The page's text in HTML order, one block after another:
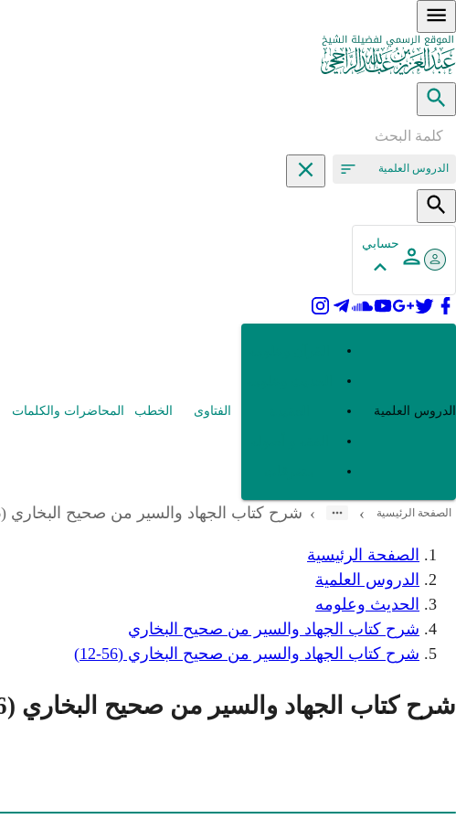
الدروس العلمية
حسابي
الدروس العلمية الفتاوى الخطب المحاضرات والكلمات
الصفحة الرئيسية ›
› شرح كتاب الجهاد والسير من صحيح البخاري (56-12)
الصفحة الرئيسية
الدروس العلمية
الحديث وعلومه
شرح كتاب الجهاد والسير من صحيح البخاري
شرح كتاب الجهاد والسير من صحيح البخاري (56-12)
شرح كتاب الجهاد والسير من صحيح البخاري (56-12)